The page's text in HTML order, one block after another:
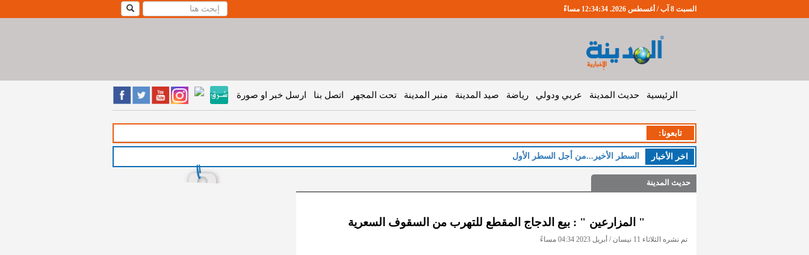
السبت 8 آب / أغسطس 2026. 12:34:35 مساءً
الرئيسية حديث المدينة عربي ودولي رياضة صيد المدينة منبر المدينة تحت المجهر اتصل بنا ارسل خبر او صورة
تابعونا:
اخر اﻷخبار السطر الأخير...من أجل السطر الأول
حديث المدينة
" المزارعين " : بيع الدجاج المقطع للتهرب من السقوف السعرية
تم نشره الثلاثاء 11 نيسان / أبريل 2023 04:34 مساءً